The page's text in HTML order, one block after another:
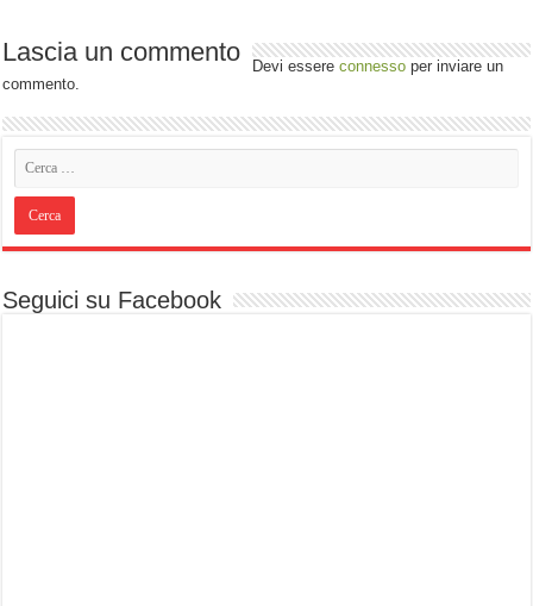
Lascia un commento Devi essereconnesso per inviare un
commento.
Seguici su Facebook